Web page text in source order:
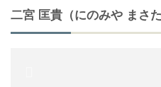
二宮 匡貴（にのみや まさた